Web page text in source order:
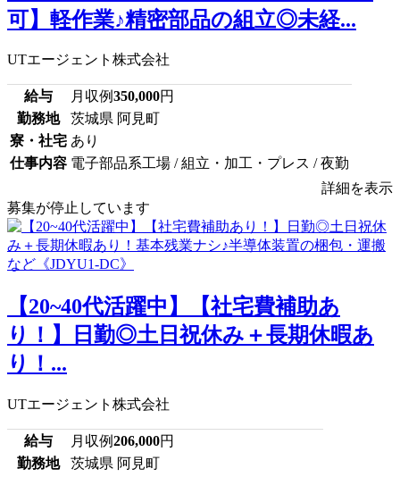
可】軽作業♪精密部品の組立◎未経...
UTエージェント株式会社
給与 月収例350,000円
勤務地
茨城県 阿見町
寮・社宅 あり
仕事内容 電子部品系工場 / 組立・加工・プレス / 夜勤
詳細を表示
募集が停止しています
【20~40代活躍中】【社宅費補助あ
り！】日勤◎土日祝休み＋長期休暇あ
り！...
UTエージェント株式会社
給与 月収例206,000円
勤務地
茨城県 阿見町